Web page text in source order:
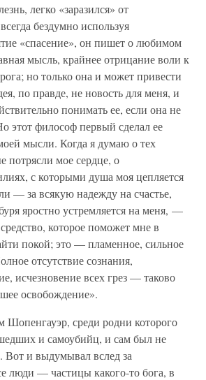
легко «заразился» от
бездумно используя
«спасение», он пишет о любимом
мысль, крайнее отрицание воли к
но только она и может привести
по правде, не новость для меня, и
понимать ее, если она не
этот философ первый сделал ее
мысли. Когда я думаю о тех
потрясли мое сердце, о
с которыми душа моя цепляется
— за всякую надежду на счастье,
яростно устремляется на меня, —
которое поможет мне в
покой; это — пламенное, сильное
отсутствие сознания,
исчезновение всех грез — таково
освобождение».
Шопенгауэр, среди родни которого
и самоубийц, и сам был не
Вот и выдумывал вслед за
люди — частицы какого-то бога, в